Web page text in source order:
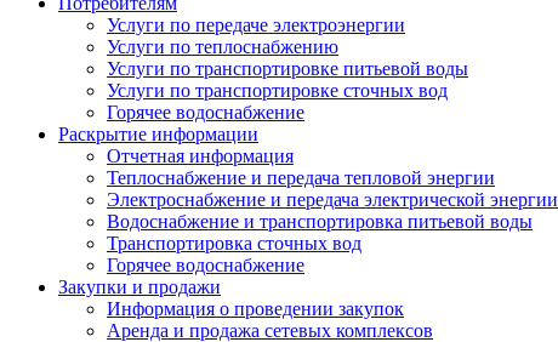
Услуги по передаче электроэнергии
Услуги по теплоснабжению
Услуги по транспортировке питьевой воды
Услуги по транспортировке сточных вод
Горячее водоснабжение
Раскрытие информации
Отчетная информация
Теплоснабжение и передача тепловой энергии
Электроснабжение и передача электрической энергии
Водоснабжение и транспортировка питьевой воды
Транспортировка сточных вод
Горячее водоснабжение
Закупки и продажи
Информация о проведении закупок
Аренда и продажа сетевых комплексов